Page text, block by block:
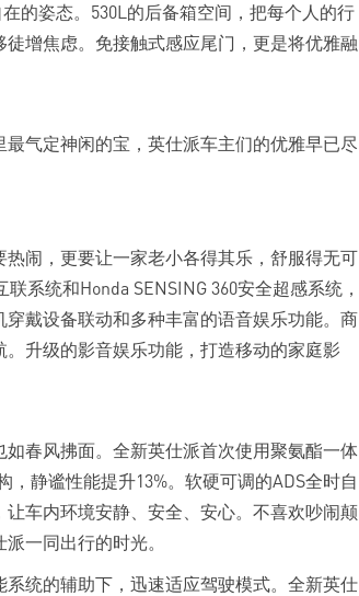
的姿态。530L的后备箱空间，把每个人的行
增焦虑。免接触式感应尾门，更是将优雅融
气定神闲的宝，英仕派车主们的优雅早已尽
闹，更要让一家老小各得其乐，舒服得无可
系统和Honda SENSING 360安全超感系统，
戴设备联动和多种丰富的语音娱乐功能。商
升级的影音娱乐功能，打造移动的家庭影
春风拂面。全新英仕派首次使用聚氨酯一体
静谧性能提升13%。软硬可调的ADS全时自
车内环境安静、安全、安心。不喜欢吵闹颠
一同出行的时光。
统的辅助下，迅速适应驾驶模式。全新英仕